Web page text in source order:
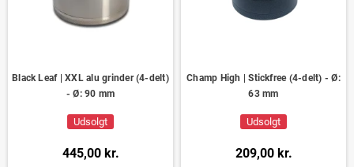
Black Leaf | XXL alu grinder (4-delt)
- Ø: 90 mm
Udsolgt
445,00 kr.
Champ High | Stickfree (4-delt) - Ø:
63 mm
Udsolgt
209,00 kr.